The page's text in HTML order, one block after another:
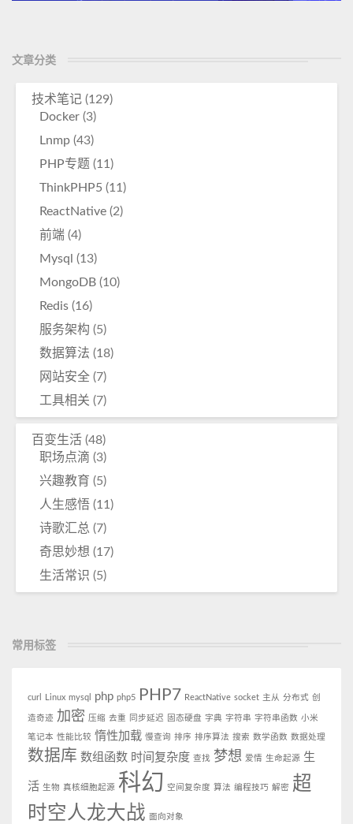
文章分类
技术笔记 (129)
Docker (3)
Lnmp (43)
PHP专题 (11)
ThinkPHP5 (11)
ReactNative (2)
前端 (4)
Mysql (13)
MongoDB (10)
Redis (16)
服务架构 (5)
数据算法 (18)
网站安全 (7)
工具相关 (7)
百变生活 (48)
职场点滴 (3)
兴趣教育 (5)
人生感悟 (11)
诗歌汇总 (7)
奇思妙想 (17)
生活常识 (5)
常用标签
curl Linux mysql php php5 PHP7 ReactNative socket 主从 分布式 创
造奇迹 加密 压缩 去重 同步延迟 固态硬盘 字典 字符串 字符串函数 小米
笔记本 性能比较 惰性加载 慢查询 排序 排序算法 搜索 数学函数 数据处理
数据库 数组函数 时间复杂度 查找 梦想 爱情 生命起源 生
活 生物 真核细胞起源 科幻 空间复杂度 算法 编程技巧 解密 超
时空人龙大战 面向对象